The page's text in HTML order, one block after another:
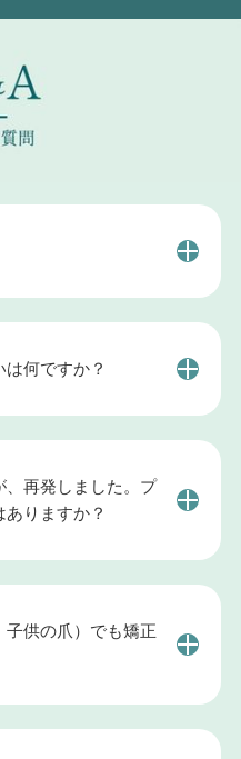
対に痛く無いです！」
。ただし、当院で行う
痛みが少ないことが特
何ですか？
しますが、「爪の先端
善にとどまる」「矯正
が剥がれる」といった
現状です。
、再発しました。プ
りますか？
る矯正法の中でも再発
自信を持ってご案内し
を防ぐ努力をしており
供の爪）でも矯正
貼り付けるだけなの
合でも基本的に矯正が